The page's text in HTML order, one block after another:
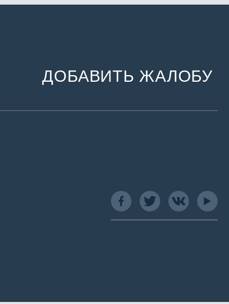
ДОБАВИТЬ ЖАЛОБУ